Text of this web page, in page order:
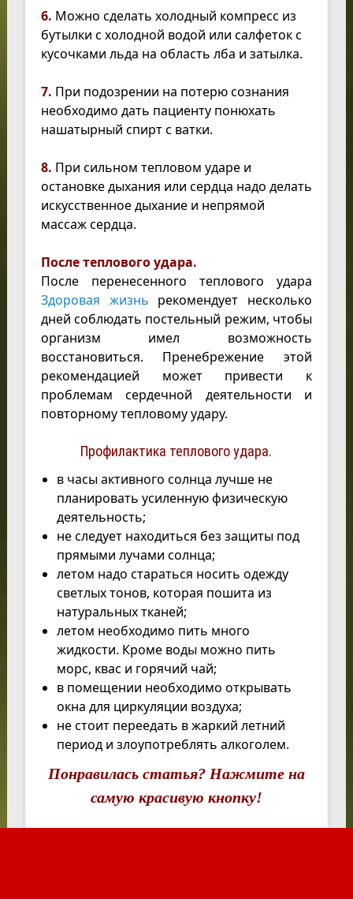
6. Можно сделать холодный компресс из
бутылки с холодной водой или салфеток с
кусочками льда на область лба и затылка.
7. При подозрении на потерю сознания
необходимо дать пациенту понюхать
нашатырный спирт с ватки.
8. При сильном тепловом ударе и
остановке дыхания или сердца надо делать
искусственное дыхание и непрямой
массаж сердца.
После теплового удара.
После перенесенного теплового удара
Здоровая жизнь рекомендует несколько
дней соблюдать постельный режим, чтобы
организм имел возможность
восстановиться. Пренебрежение этой
рекомендацией может привести к
проблемам сердечной деятельности и
повторному тепловому удару.
Профилактика теплового удара.
в часы активного солнца лучше не
планировать усиленную физическую
деятельность;
не следует находиться без защиты под
прямыми лучами солнца;
летом надо стараться носить одежду
светлых тонов, которая пошита из
натуральных тканей;
летом необходимо пить много
жидкости. Кроме воды можно пить
морс, квас и горячий чай;
в помещении необходимо открывать
окна для циркуляции воздуха;
не стоит переедать в жаркий летний
период и злоупотреблять алкоголем.
Понравилась статья? Нажмите на
самую красивую кнопку!